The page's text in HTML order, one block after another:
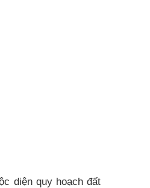
diện quy hoạch đất